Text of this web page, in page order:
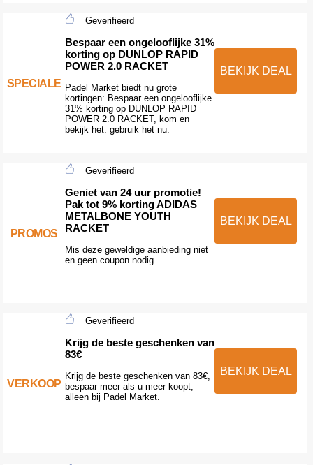
SPECIALE
Geverifieerd
Bespaar een ongelooflijke 31%
korting op DUNLOP RAPID
POWER 2.0 RACKET
Padel Market biedt nu grote
kortingen: Bespaar een ongelooflijke
31% korting op DUNLOP RAPID
POWER 2.0 RACKET, kom en
bekijk het. gebruik het nu.
BEKIJK DEAL
PROMOS
Geverifieerd
Geniet van 24 uur promotie!
Pak tot 9% korting ADIDAS
METALBONE YOUTH
RACKET
Mis deze geweldige aanbieding niet
en geen coupon nodig.
BEKIJK DEAL
VERKOOP
Geverifieerd
Krijg de beste geschenken van
83€
Krijg de beste geschenken van 83€,
bespaar meer als u meer koopt,
alleen bij Padel Market.
BEKIJK DEAL